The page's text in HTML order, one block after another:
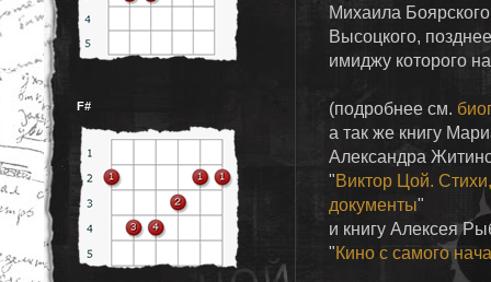
Михаила
Высоцкого,
имиджу которого
(подробнее см.
а так же книгу
Александра
"Виктор Цой.
документы"
и книгу Алексея
"Кино с самого
F#